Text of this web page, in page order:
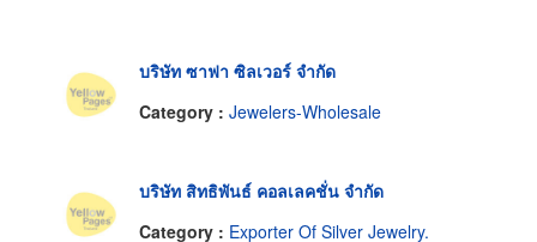
บริษัท ซาฟา ซิลเวอร์ จำกัด
Category : Jewelers-Wholesale
บริษัท สิทธิพันธ์ คอลเลคชั่น จำกัด
Category : Exporter Of Silver Jewelry.